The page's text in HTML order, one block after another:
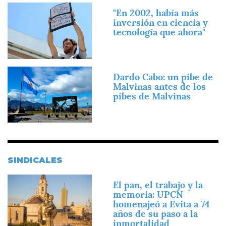
"En 2002, había más
inversión en ciencia y
tecnología que ahora"
Imagen
Dardo Cabo: un pibe de
Malvinas antes de los
pibes de Malvinas
SINDICALES
El pan, el trabajo y la
memoria: UPCN
homenajeó a Evita a 74
años de su paso a la
inmortalidad